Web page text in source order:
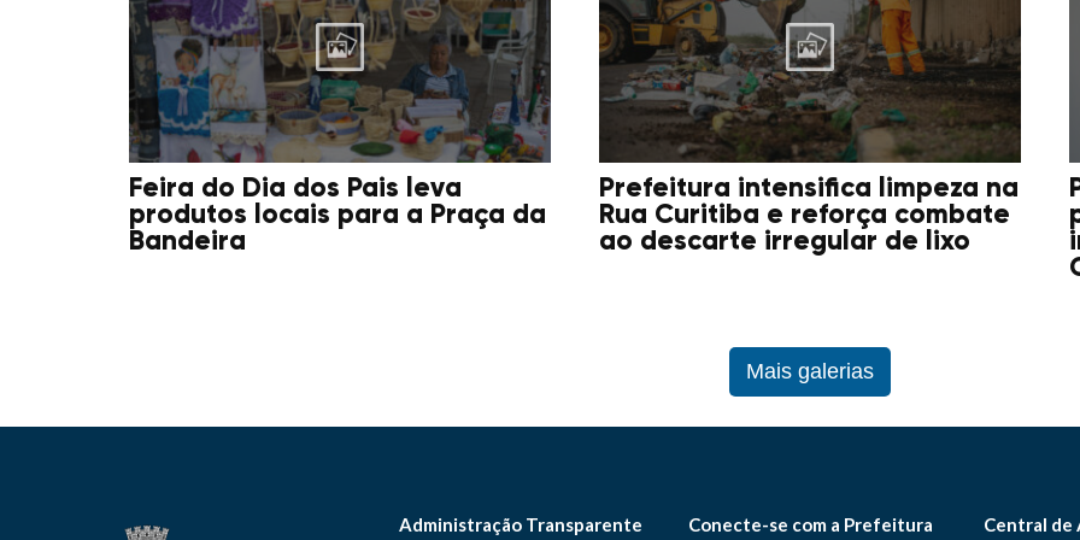
Feira do Dia dos Pais leva
produtos locais para a Praça da
Bandeira
Prefeitura intensifica limpeza na
Rua Curitiba e reforça combate
ao descarte irregular de lixo
Mais galerias
Administração Transparente Conecte-se com a Prefeitura
Central de